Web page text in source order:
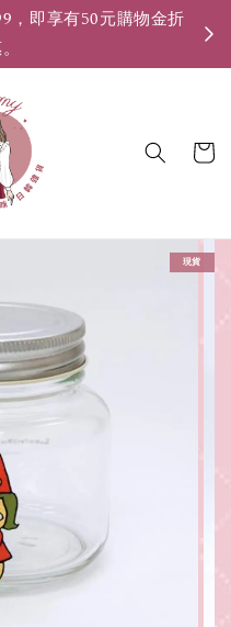
，即享有50元購物金折
現貨